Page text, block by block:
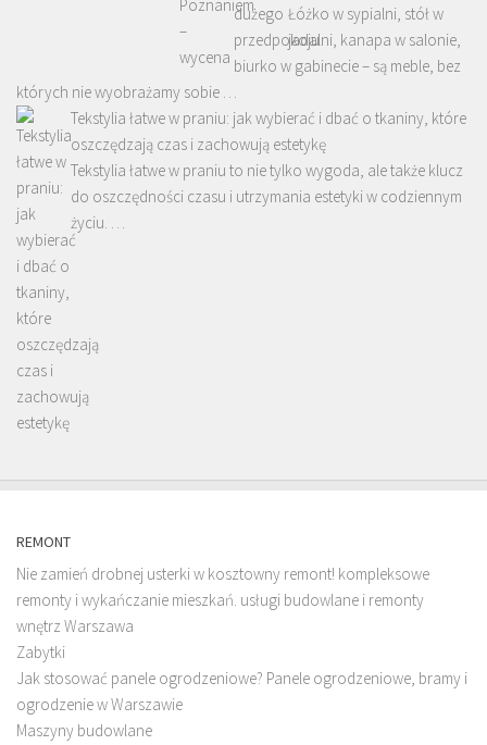
Łóżko w sypialni, stół w
jadalni, kanapa w salonie,
biurko w gabinecie – są meble, bez
których nie wyobrażamy sobie …
Tekstylia łatwe w praniu: jak wybierać i dbać o tkaniny, które
oszczędzają czas i zachowują estetykę
Tekstylia łatwe w praniu to nie tylko wygoda, ale także klucz
do oszczędności czasu i utrzymania estetyki w codziennym
życiu. …
REMONT
Nie zamień drobnej usterki w kosztowny remont! kompleksowe
remonty i wykańczanie mieszkań. usługi budowlane i remonty
wnętrz Warszawa
Zabytki
Jak stosować panele ogrodzeniowe? Panele ogrodzeniowe, bramy i
ogrodzenie w Warszawie
Maszyny budowlane